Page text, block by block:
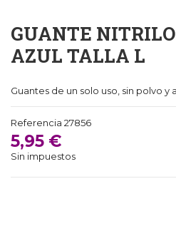
GUANTE
AZUL TALLA L
Guantes de un solo uso, sin polvo y
Referencia 27856
5,95 €
Sin impuestos